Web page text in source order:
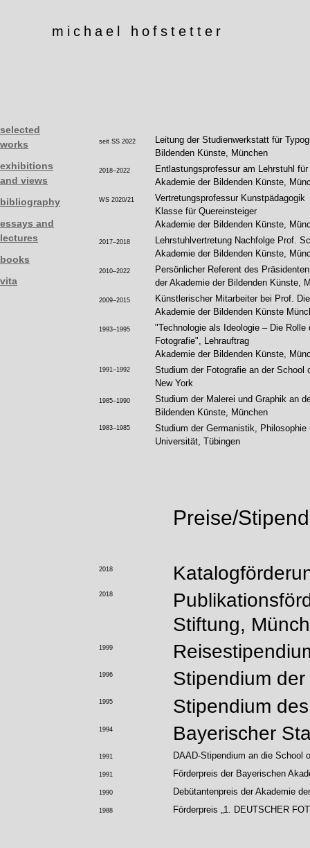
michael hofstetter
selected
works
exhibitions
and views
bibliography
essays and
lectures
books
vita
seit SS 2022
Leitung der Studienwerkstatt für
Bildenden Künste, München
2018–2022
Entlastungsprofessur am Lehrstuhl
Akademie der Bildenden Künste,
WS 2020/21
Vertretungsprofessur Kunstpädagogik
Klasse für Quereinsteiger
Akademie der Bildenden Künste,
2017–2018
Lehrstuhlvertretung Nachfolge Prof.
Akademie der Bildenden Künste,
2010–2022
Persönlicher Referent des Präsidenten
der Akademie der Bildenden Künste,
2009–2015
Künstlerischer Mitarbeiter bei Prof.
Akademie der Bildenden Künste
1993–1995
"Technologie als Ideologie – Die
Fotografie", Lehrauftrag
Akademie der Bildenden Künste,
1991–1992
Studium der Fotografie an der School
New York
1985–1990
Studium der Malerei und Graphik an
Bildenden Künste, München
1983–1985
Studium der Germanistik,
Universität, Tübingen
Preise/
2018
2018
Stiftung,
1999
1996 Stipendium
1995 Stipendium
1994 Bayerischer
1991 DAAD-Stipendium an die School
1991 Förderpreis der Bayerischen
1990 Debütantenpreis der Akademie
1988 Förderpreis „1. DEUTSCHER